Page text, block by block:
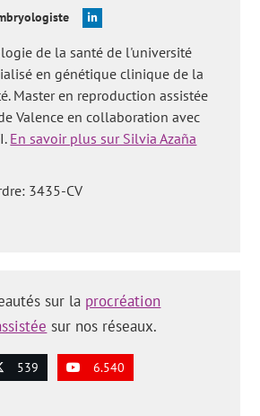
de la santé de l'université
en génétique clinique de la
Master en reproduction assistée
Valence en collaboration avec
En savoir plus sur Silvia Azaña
3435-CV
sur la procréation
sur nos réseaux.
539 6.540